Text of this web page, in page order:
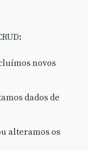
novos
dados de
alteramos os